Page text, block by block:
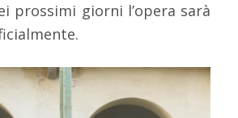
prossimi giorni l’opera sarà